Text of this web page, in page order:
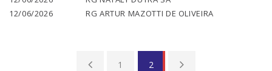
12/06/2026
RG ARTUR MAZOTTI DE OLIVEIRA
1 2